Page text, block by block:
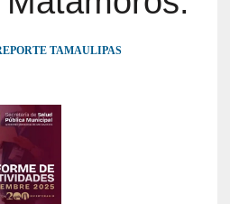
TAMAULIPAS